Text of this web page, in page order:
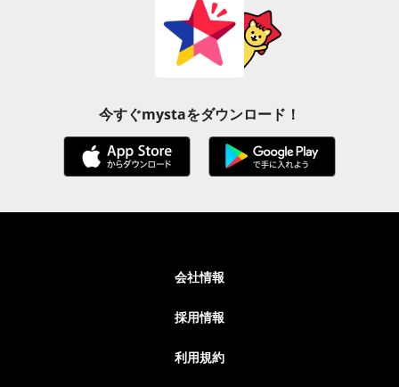
今すぐmystaをダウンロード！
会社情報
採用情報
利用規約